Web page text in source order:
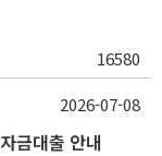
16580
금대출 안내
2026-07-08